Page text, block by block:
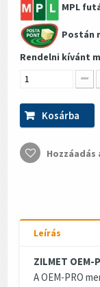
MPL
Postán
Rendelni kívánt
Kosárba
Leírás
ZILMET
A OEM-PRO